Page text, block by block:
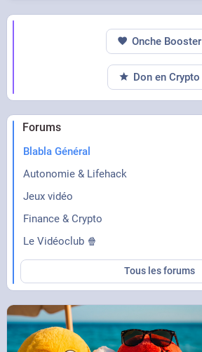
Forums
Blabla Général
Autonomie & Lifehack
Jeux vidéo
Finance & Crypto
Le Vidéoclub 🍿
Tous les forums
Onche Booster
Don en Crypto